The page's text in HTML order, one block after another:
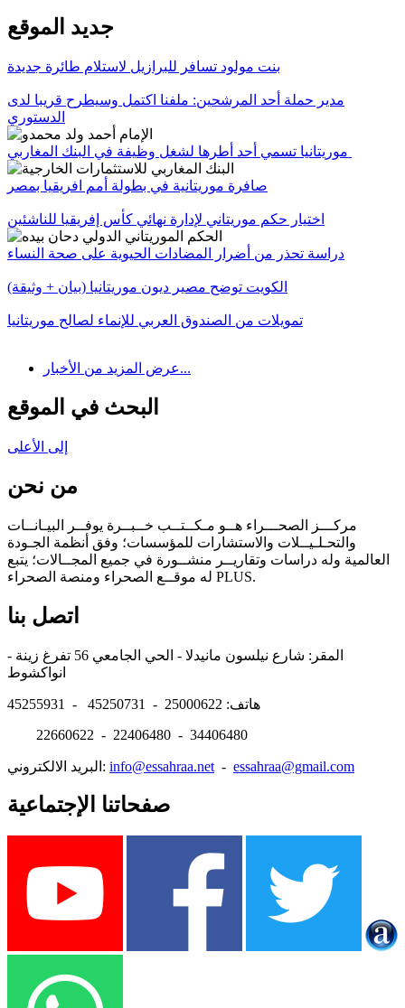
جديد الموقع
بنت مولود تسافر للبرازيل لاستلام طائرة جديدة
مدير حملة أحد المرشحين: ملفنا اكتمل وسيطرح قريبا لدى
الدستوري
صافرة موريتانية في بطولة أمم افريقيا بمصر
اختيار حكم موريتاني لإدارة نهائي كأس إفريقيا للناشئين
دراسة تحذر من أضرار المضادات الحيوية على صحة النساء
الكويت توضح مصير ديون موريتانيا (بيان + وثيقة)
تمويلات من الصندوق العربي للإنماء لصالح موريتانيا
عرض المزيد من الأخبار...
البحث في الموقع
إلى الأعلى
من نحن
مركـــز الصحـــراء هــو مـكــتــب خــبــرة يوفــر البيـانــات
والتحـلـيــلات والاستشارات للمؤسسات؛ وفق أنظمة الجـودة
العالمية وله دراسات وتقاريــر منشــورة في جميع المجــالات؛ يتبع
له موقــع الصحراء ومنصة الصحراء PLUS.
اتصل بنا
المقر: شارع نيلسون مانيدلا - الحي الجامعي 56 تفرغ زينة -
هاتف: 25000622 - 45250731 - 45255931
22660622 - 22406480 - 34406480
البريد الالكتروني: info@essahraa.net - essahraa@gmail.com
صفحاتنا الإجتماعية